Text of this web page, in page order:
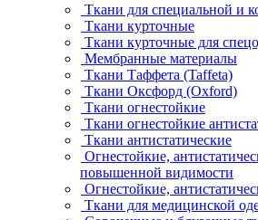
Ткани для специальной и
Ткани курточные
Ткани курточные для
Мембранные материалы
Ткани Таффета (Taffeta)
Ткани Оксфорд (Oxford)
Ткани огнестойкие
Ткани огнестойкие
Ткани антистатические
Огнестойкие,
повышенной видимости
Огнестойкие,
Ткани для медицинской